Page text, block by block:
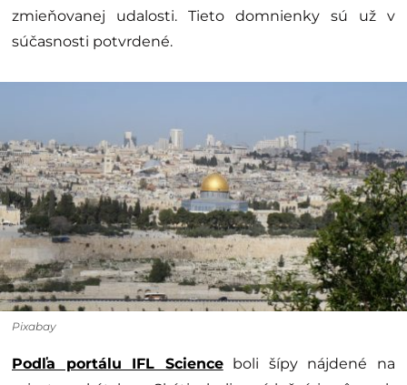
zmieňovanej udalosti. Tieto domnienky sú už v
súčasnosti potvrdené.
Pixabay
Podľa portálu IFL Scienceboli šípy nájdené na